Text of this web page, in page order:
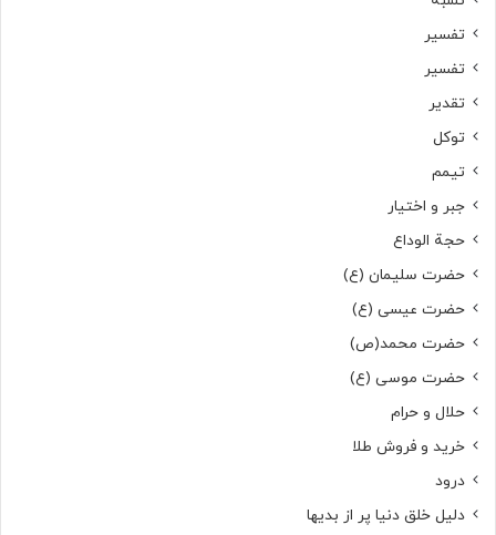
تفسیر
تفسیر
تقدیر
توکل
تیمم
جبر و اختیار
حجة الوداع
حضرت سلیمان (ع)
حضرت عیسی (ع)
حضرت محمد(ص)
حضرت موسی (ع)
حلال و حرام
خرید و فروش طلا
درود
دلیل خلق دنیا پر از بدیها